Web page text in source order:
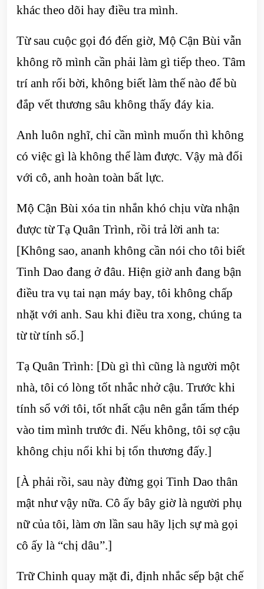
khác theo dõi hay điều tra mình.
Từ sau cuộc gọi đó đến giờ, Mộ Cận Bùi vẫn
không rõ mình cần phải làm gì tiếp theo. Tâm
trí anh rối bời, không biết làm thế nào để bù
đắp vết thương sâu không thấy đáy kia.
Anh luôn nghĩ, chỉ cần mình muốn thì không
có việc gì là không thể làm được. Vậy mà đối
với cô, anh hoàn toàn bất lực.
Mộ Cận Bùi xóa tin nhắn khó chịu vừa nhận
được từ Tạ Quân Trình, rồi trả lời anh ta:
[Không sao, ananh không cần nói cho tôi biết
Tinh Dao đang ở đâu. Hiện giờ anh đang bận
điều tra vụ tai nạn máy bay, tôi không chấp
nhặt với anh. Sau khi điều tra xong, chúng ta
từ từ tính sổ.]
Tạ Quân Trình: [Dù gì thì cũng là người một
nhà, tôi có lòng tốt nhắc nhở cậu. Trước khi
tính sổ với tôi, tốt nhất cậu nên gắn tấm thép
vào tim mình trước đi. Nếu không, tôi sợ cậu
không chịu nổi khi bị tổn thương đấy.]
[À phải rồi, sau này đừng gọi Tinh Dao thân
mật như vậy nữa. Cô ấy bây giờ là người phụ
nữ của tôi, làm ơn lần sau hãy lịch sự mà gọi
cô ấy là “chị dâu”.]
Trữ Chinh quay mặt đi, định nhắc sếp bật chế